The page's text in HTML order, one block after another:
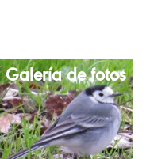
Galería de fotos